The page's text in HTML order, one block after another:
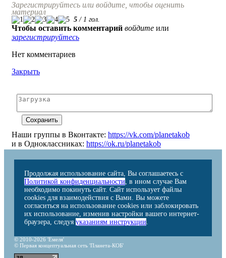
Зарегистрируйтесь или войдите, чтобы оценить
материал
5 / 1 гол.
Чтобы оставить комментарий войдите или
зарегистрируйтесь
Нет комментариев
Закрыть
Наши группы в Вконтакте: https://vk.com/planetakob
и в Одноклассниках: https://ok.ru/planetakob
Продолжая использование сайта, Вы соглашаетесь с
Политикой конфиденциальности, в ином случае Вам
необходимо покинуть сайт. Сайт использует файлы
cookies для взаимодействия с Вами. Вы можете
согласиться на использование cookies или заблокировать
их использование, изменив настройки вашего интернет-
браузера, следуя указаниям инструкции.
© 2010-2026 'Емеля'
© Первая концептуальная сеть 'Планета-КОБ'